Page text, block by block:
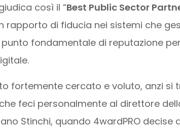
così il “Best Public Sector
rapporto di fiducia nei sistemi che
fondamentale di reputazione
fortemente cercato e voluto, anzi si
feci personalmente al direttore
Stinchi, quando 4wardPRO decise